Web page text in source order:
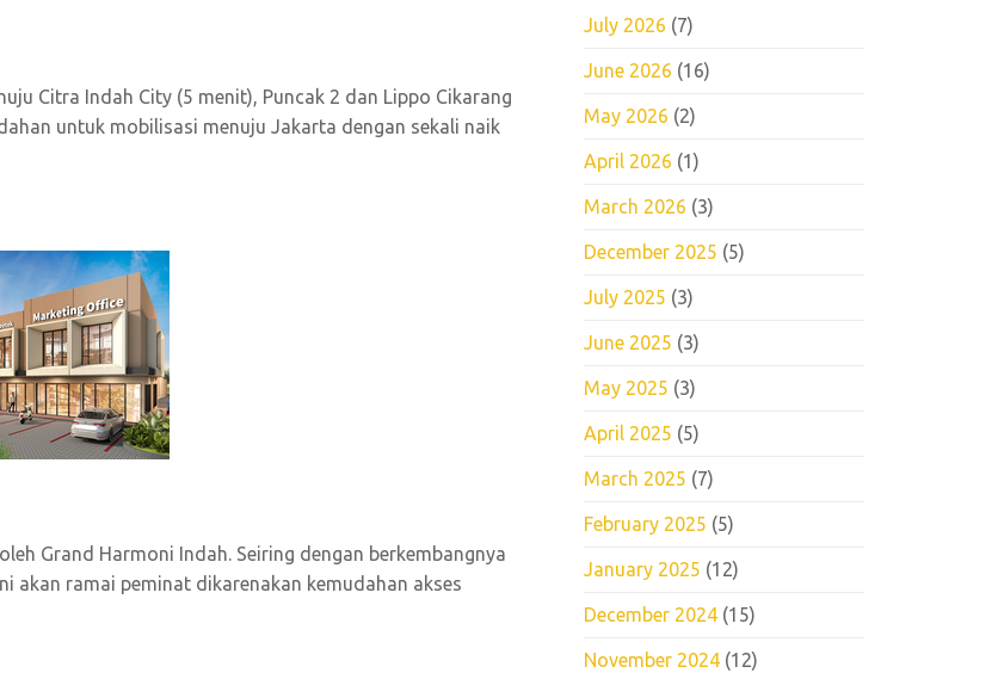
Citra Indah City (5 menit), Puncak 2 dan Lippo Cikarang
untuk mobilisasi menuju Jakarta dengan sekali naik
Grand Harmoni Indah. Seiring dengan berkembangnya
akan ramai peminat dikarenakan kemudahan akses
July 2026 (7)
June 2026 (16)
May 2026 (2)
April 2026 (1)
March 2026 (3)
December 2025 (5)
July 2025 (3)
June 2025 (3)
May 2025 (3)
April 2025 (5)
March 2025 (7)
February 2025 (5)
January 2025 (12)
December 2024 (15)
November 2024 (12)